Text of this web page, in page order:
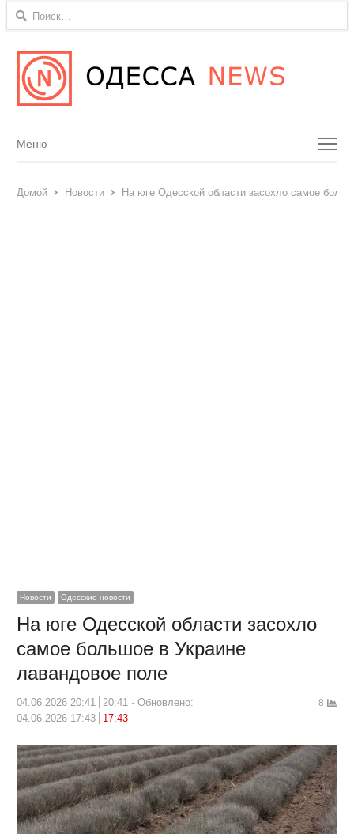
Найти:
Menu
Меню
Домой Новости На юге Одесской области засохло самое
Новости Одесские новости
На юге Одесской области засохло
самое большое в Украине
лавандовое поле
04.06.2026 20:41 20:41
Обновлено:
04.06.2026 17:43
17:43
8